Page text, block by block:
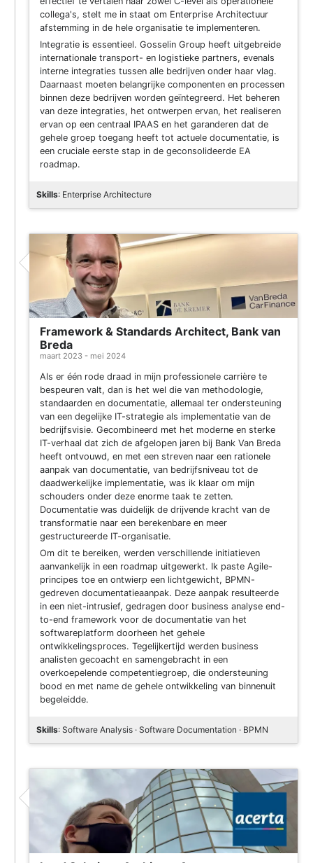
collega's, stelt me in staat om Enterprise Architectuur
afstemming in de hele organisatie te implementeren.
Integratie is essentieel. Gosselin Group heeft uitgebreide
internationale transport- en logistieke partners, evenals
interne integraties tussen alle bedrijven onder haar vlag.
Daarnaast moeten belangrijke componenten en processen
binnen deze bedrijven worden geïntegreerd. Het beheren
van deze integraties, het ontwerpen ervan, het realiseren
ervan op een centraal IPAAS en het garanderen dat de
gehele groep toegang heeft tot actuele documentatie, is
een cruciale eerste stap in de geconsolideerde EA
roadmap.
Skills: Enterprise Architecture
Framework & Standards Architect, Bank van
Breda
maart 2023 - mei 2024
Als er één rode draad in mijn professionele carrière te
bespeuren valt, dan is het wel die van methodologie,
standaarden en documentatie, allemaal ter ondersteuning
van een degelijke IT-strategie als implementatie van de
bedrijfsvisie. Gecombineerd met het moderne en sterke
IT-verhaal dat zich de afgelopen jaren bij Bank Van Breda
heeft ontvouwd, en met een streven naar een rationele
aanpak van documentatie, van bedrijfsniveau tot de
daadwerkelijke implementatie, was ik klaar om mijn
schouders onder deze enorme taak te zetten.
Documentatie was duidelijk de drijvende kracht van de
transformatie naar een berekenbare en meer
gestructureerde IT-organisatie.
Om dit te bereiken, werden verschillende initiatieven
aanvankelijk in een roadmap uitgewerkt. Ik paste Agile-
principes toe en ontwierp een lichtgewicht, BPMN-
gedreven documentatieaanpak. Deze aanpak resulteerde
in een niet-intrusief, gedragen door business analyse end-
to-end framework voor de documentatie van het
softwareplatform doorheen het gehele
ontwikkelingsproces. Tegelijkertijd werden business
analisten gecoacht en samengebracht in een
overkoepelende competentiegroep, die ondersteuning
bood en met name de gehele ontwikkeling van binnenuit
begeleidde.
Skills: Software Analysis · Software Documentation · BPMN